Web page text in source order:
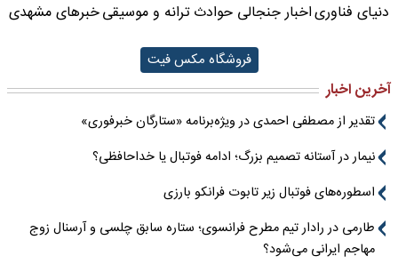
دنیای فناوریاخبار جنجالی حوادثترانه و موسیقیخبرهای مشهدی
فروشگاه مکس فیت
آخرین اخبار
تقدیر از مصطفی احمدی در ویژه‌برنامه «ستارگان خبرفوری»
نیمار در آستانه تصمیم بزرگ؛ ادامه فوتبال یا خداحافظی؟
اسطوره‌های فوتبال زیر تابوت فرانکو بارزی
طارمی در رادار تیم مطرح فرانسوی؛ ستاره سابق چلسی و آرسنال زوج
مهاجم ایرانی می‌شود؟